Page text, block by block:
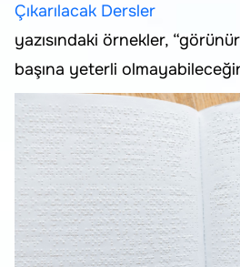
Çıkarılacak Dersler
yazısındaki örnekler,
başına yeterli